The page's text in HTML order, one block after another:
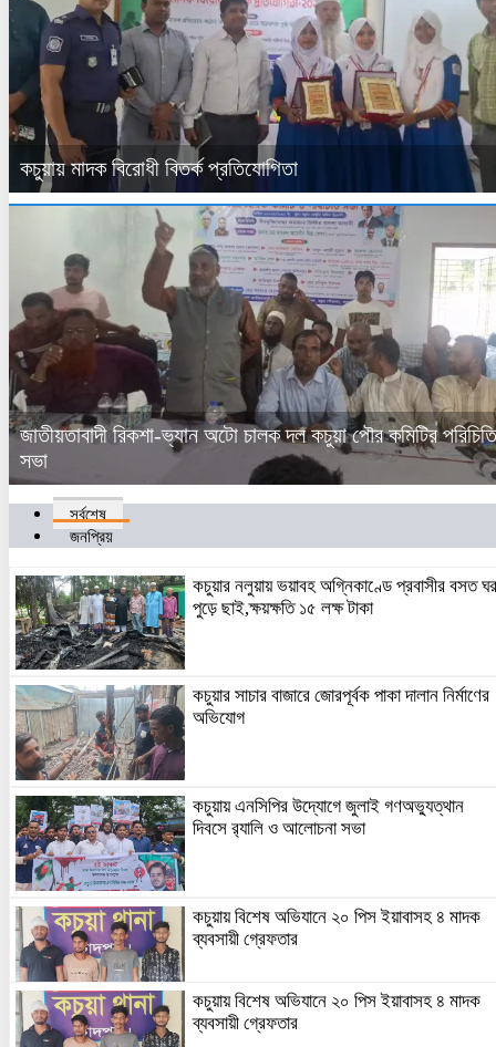
কচুয়ায় মাদক বিরোধী বিতর্ক প্রতিযোগিতা
জাতীয়তাবাদী রিকশা-ভ্যান অটো চালক দল কচুয়া পৌর কমিটির পরিচিতি
সভা
সর্বশেষ
জনপ্রিয়
কচুয়ার নলুয়ায় ভয়াবহ অগ্নিকাণ্ডে প্রবাসীর বসত ঘর
পুড়ে ছাই,ক্ষয়ক্ষতি ১৫ লক্ষ টাকা
কচুয়ার সাচার বাজারে জোরপূর্বক পাকা দালান নির্মাণের
অভিযোগ
কচুয়ায় এনসিপির উদ্যোগে জুলাই গণঅভ্যুত্থান
দিবসে র‌্যালি ও আলোচনা সভা
কচুয়ায় বিশেষ অভিযানে ২০ পিস ইয়াবাসহ ৪ মাদক
ব্যবসায়ী গ্রেফতার
কচুয়ায় মাদক বিরোধী বিতর্ক প্রতিযোগিতা
কচুয়ায় বিশেষ অভিযানে ২০ পিস ইয়াবাসহ ৪ মাদক
ব্যবসায়ী গ্রেফতার